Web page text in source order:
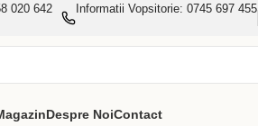
020 642 Informatii Vopsitorie: 0745 697 455
Despre NoiContact